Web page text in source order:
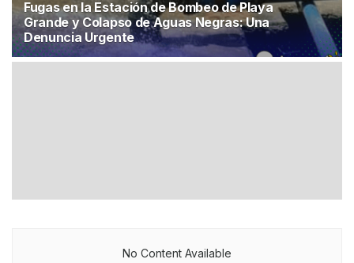
Fugas en la Estación de Bombeo de Playa
Grande y Colapso de Aguas Negras: Una
Denuncia Urgente
27 DE ABRIL DE 2024
No Content Available